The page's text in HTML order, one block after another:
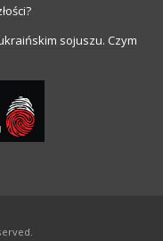
sojuszu. Czym